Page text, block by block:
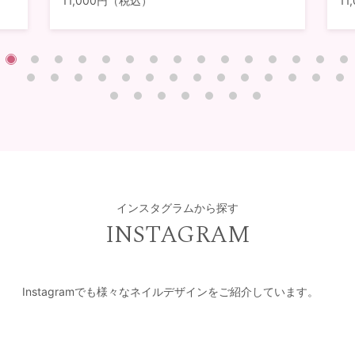
インスタグラムから探す
INSTAGRAM
Instagramでも様々なネイルデザインをご紹介しています。